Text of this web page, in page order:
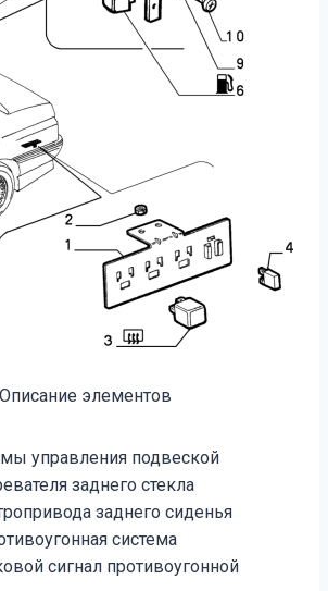
Описание элементов
управления подвеской
заднего стекла
заднего сиденья
система
сигнал противоугонной